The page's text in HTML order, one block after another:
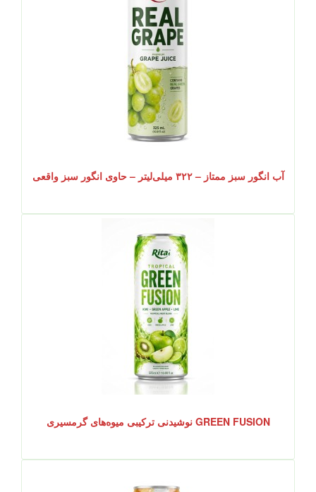
آب انگور سبز ممتاز – ۳۲۲ میلی‌لیتر – حاوی انگور سبز واقعی
GREEN FUSION نوشیدنی ترکیبی میوه‌های گرمسیری